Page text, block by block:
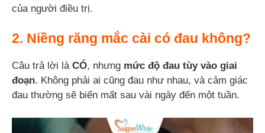
của người điều trị.
2. Niềng răng mắc cài có đau không?
Câu trả lời là CÓ, nhưng mức độ đau tùy vào giai
đoạn. Không phải ai cũng đau như nhau, và cảm giác
đau thường sẽ biến mất sau vài ngày đến một tuần.